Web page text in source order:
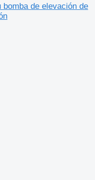
bomba de elevación de